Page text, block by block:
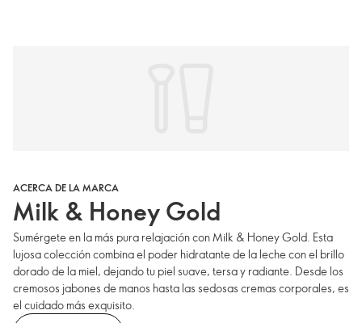
ACERCA DE LA MARCA
Milk & Honey Gold
Sumérgete en la más pura relajación con Milk & Honey Gold. Esta
lujosa colección combina el poder hidratante de la leche con el brillo
dorado de la miel, dejando tu piel suave, tersa y radiante. Desde los
cremosos jabones de manos hasta las sedosas cremas corporales, es
el cuidado más exquisito.